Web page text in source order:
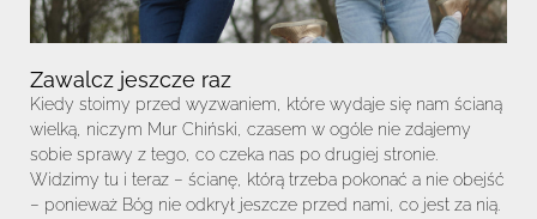
Zawalcz jeszcze raz
Kiedy stoimy przed wyzwaniem, które wydaje się nam ścianą
wielką, niczym Mur Chiński, czasem w ogóle nie zdajemy
sobie sprawy z tego, co czeka nas po drugiej stronie.
Widzimy tu i teraz – ścianę, którą trzeba pokonać a nie obejść
– ponieważ Bóg nie odkrył jeszcze przed nami, co jest za nią.